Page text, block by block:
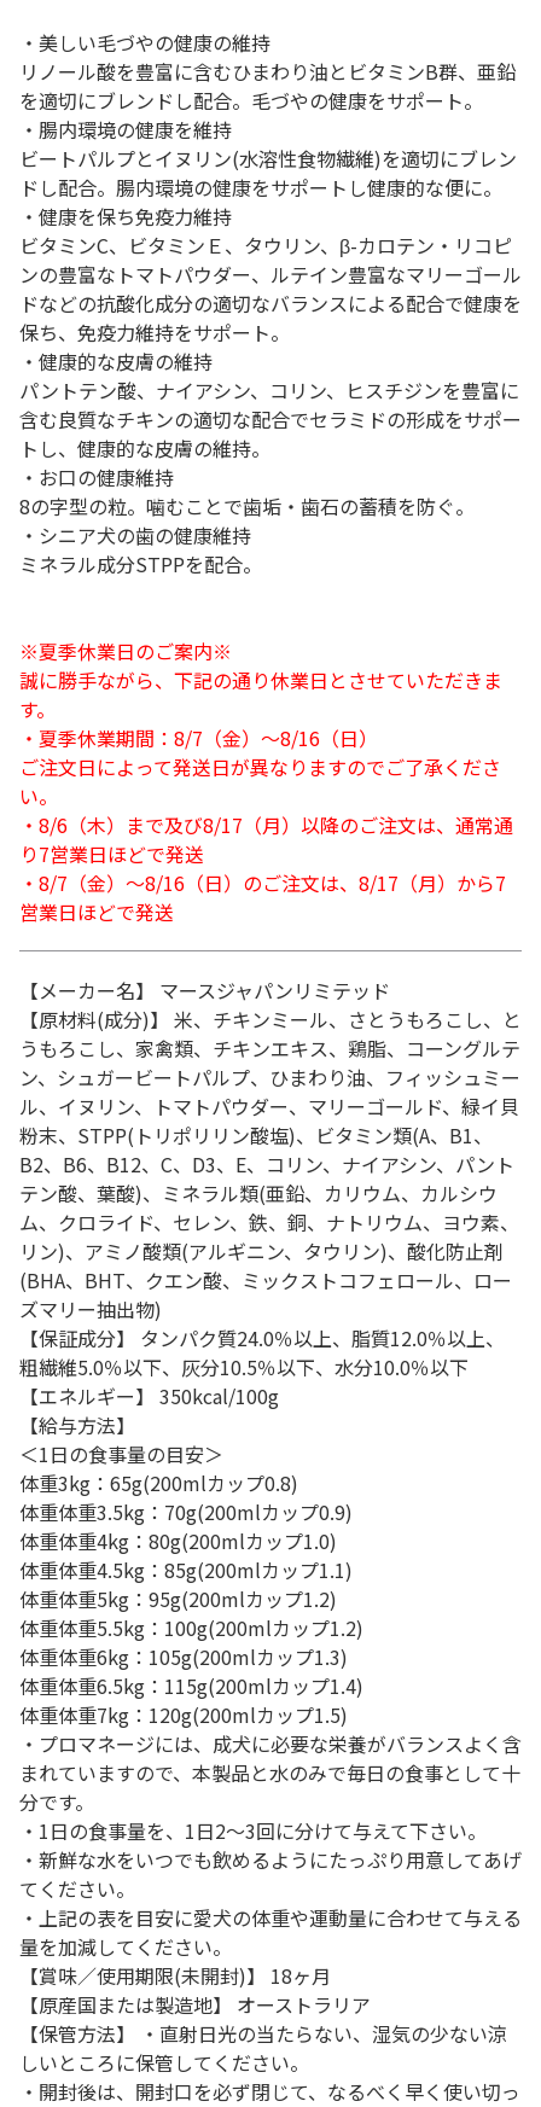
・美しい毛づやの健康の維持
リノール酸を豊富に含むひまわり油とビタミンB群、亜鉛
を適切にブレンドし配合。毛づやの健康をサポート。
・腸内環境の健康を維持
ビートパルプとイヌリン(水溶性食物繊維)を適切にブレン
ドし配合。腸内環境の健康をサポートし健康的な便に。
・健康を保ち免疫力維持
ビタミンC、ビタミンＥ、タウリン、β-カロテン・リコピ
ンの豊富なトマトパウダー、ルテイン豊富なマリーゴール
ドなどの抗酸化成分の適切なバランスによる配合で健康を
保ち、免疫力維持をサポート。
・健康的な皮膚の維持
パントテン酸、ナイアシン、コリン、ヒスチジンを豊富に
含む良質なチキンの適切な配合でセラミドの形成をサポー
トし、健康的な皮膚の維持。
・お口の健康維持
8の字型の粒。噛むことで歯垢・歯石の蓄積を防ぐ。
・シニア犬の歯の健康維持
ミネラル成分STPPを配合。
※夏季休業日のご案内※
誠に勝手ながら、下記の通り休業日とさせていただきま
す。
・夏季休業期間：8/7（金）～8/16（日）
ご注文日によって発送日が異なりますのでご了承くださ
い。
・8/6（木）まで及び8/17（月）以降のご注文は、通常通
り7営業日ほどで発送
・8/7（金）～8/16（日）のご注文は、8/17（月）から7
営業日ほどで発送
【メーカー名】 マースジャパンリミテッド
【原材料(成分)】 米、チキンミール、さとうもろこし、と
うもろこし、家禽類、チキンエキス、鶏脂、コーングルテ
ン、シュガービートパルプ、ひまわり油、フィッシュミー
ル、イヌリン、トマトパウダー、マリーゴールド、緑イ貝
粉末、STPP(トリポリリン酸塩)、ビタミン類(A、B1、
B2、B6、B12、C、D3、E、コリン、ナイアシン、パント
テン酸、葉酸)、ミネラル類(亜鉛、カリウム、カルシウ
ム、クロライド、セレン、鉄、銅、ナトリウム、ヨウ素、
リン)、アミノ酸類(アルギニン、タウリン)、酸化防止剤
(BHA、BHT、クエン酸、ミックストコフェロール、ロー
ズマリー抽出物)
【保証成分】 タンパク質24.0％以上、脂質12.0％以上、
粗繊維5.0％以下、灰分10.5％以下、水分10.0％以下
【エネルギー】 350kcal/100g
【給与方法】
＜1日の食事量の目安＞
体重3kg：65g(200mlカップ0.8)
体重体重3.5kg：70g(200mlカップ0.9)
体重体重4kg：80g(200mlカップ1.0)
体重体重4.5kg：85g(200mlカップ1.1)
体重体重5kg：95g(200mlカップ1.2)
体重体重5.5kg：100g(200mlカップ1.2)
体重体重6kg：105g(200mlカップ1.3)
体重体重6.5kg：115g(200mlカップ1.4)
体重体重7kg：120g(200mlカップ1.5)
・プロマネージには、成犬に必要な栄養がバランスよく含
まれていますので、本製品と水のみで毎日の食事として十
分です。
・1日の食事量を、1日2～3回に分けて与えて下さい。
・新鮮な水をいつでも飲めるようにたっぷり用意してあげ
てください。
・上記の表を目安に愛犬の体重や運動量に合わせて与える
量を加減してください。
【賞味／使用期限(未開封)】 18ヶ月
【原産国または製造地】 オーストラリア
【保管方法】 ・直射日光の当たらない、湿気の少ない涼
しいところに保管してください。
・開封後は、開封口を必ず閉じて、なるべく早く使い切っ